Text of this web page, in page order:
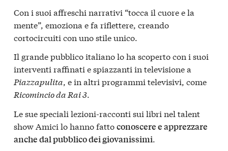
Con i suoi affreschi narrativi “tocca il cuore e la
mente”, emoziona e fa riflettere, creando
cortocircuiti con uno stile unico.
Il grande pubblico italiano lo ha scoperto con i suoi
interventi raffinati e spiazzanti in televisione a
Piazzapulita, e in altri programmi televisivi, come
Ricomincio da Rai 3.
Le sue speciali lezioni-racconti sui libri nel talent
show Amici lo hanno fattoconoscere e apprezzare
anche dal pubblico dei giovanissimi.